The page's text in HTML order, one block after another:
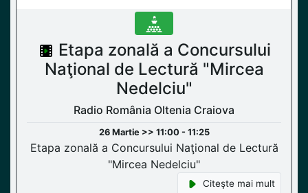
Etapa zonală a Concursului
Naţional de Lectură "Mircea
Nedelciu"
Radio România Oltenia Craiova
26 Martie >> 11:00 - 11:25
Etapa zonală a Concursului Naţional de Lectură
"Mircea Nedelciu"
Citeşte mai mult